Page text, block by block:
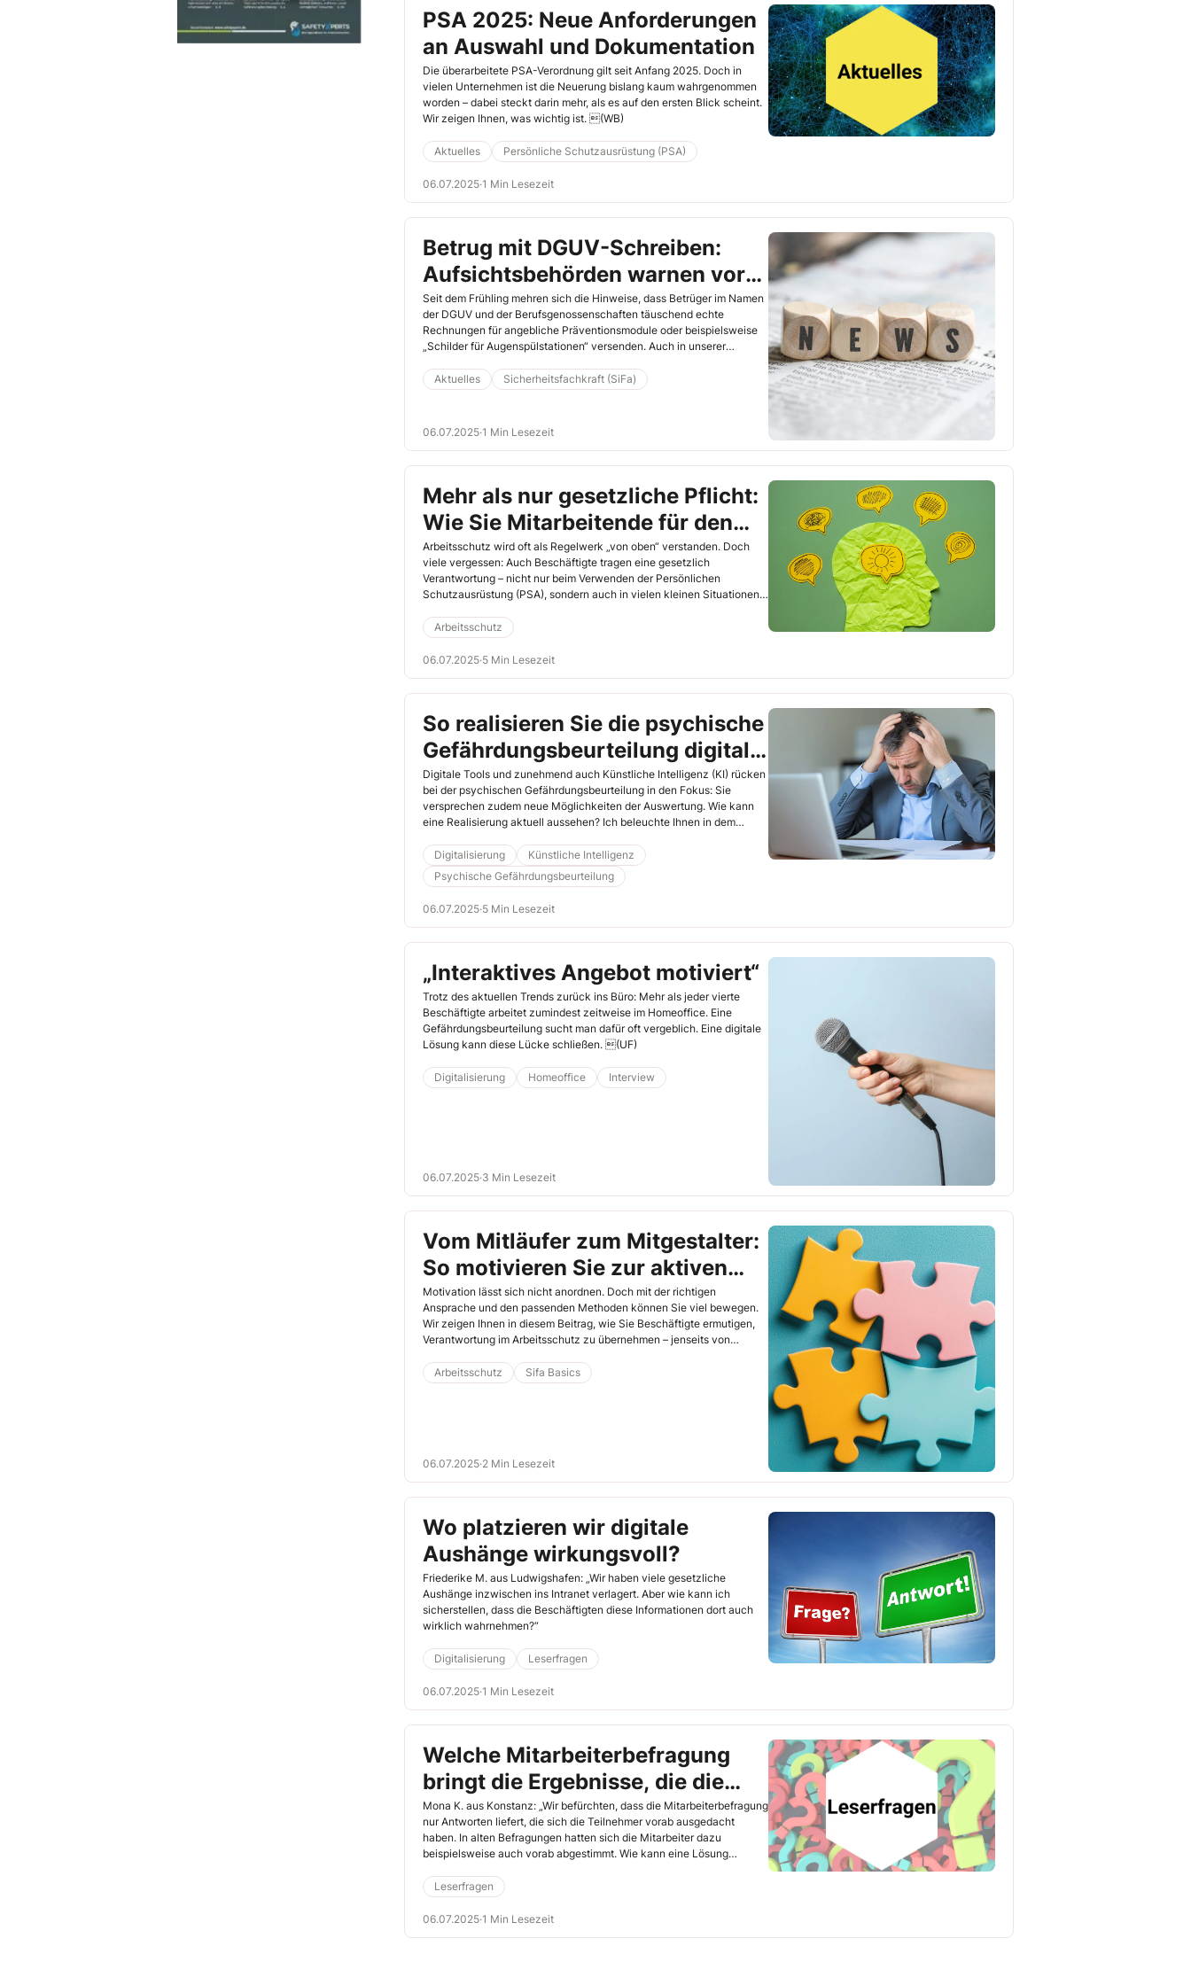
PSA 2025: Neue Anforderungen
an Auswahl und Dokumentation
Die überarbeitete PSA-Verordnung gilt seit Anfang 2025. Doch in
vielen Unternehmen ist die Neuerung bislang kaum wahrgenommen
worden – dabei steckt darin mehr, als es auf den ersten Blick scheint.
Wir zeigen Ihnen, was wichtig ist. (WB)
Aktuelles Persönliche Schutzausrüstung (PSA)
06.07.2025·1 Min Lesezeit
Betrug mit DGUV-Schreiben:
Aufsichtsbehörden warnen vor
Fake-Rechnungen an Sifas
Seit dem Frühling mehren sich die Hinweise, dass Betrüger im Namen
der DGUV und der Berufsgenossenschaften täuschend echte
Rechnungen für angebliche Präventionsmodule oder beispielsweise
„Schilder für Augenspülstationen“ versenden. Auch in unserer
darauf eingehen möchte. (JL)
Aktuelles Sicherheitsfachkraft (SiFa)
06.07.2025·1 Min Lesezeit
Mehr als nur gesetzliche Pflicht:
Wie Sie Mitarbeitende für den
Arbeitsschutz motivieren
Arbeitsschutz wird oft als Regelwerk „von oben“ verstanden. Doch
viele vergessen: Auch Beschäftigte tragen eine gesetzlich
Verantwortung – nicht nur beim Verwenden der Persönlichen
Schutzausrüstung (PSA), sondern auch in vielen kleinen Situationen
Mitarbeitende konkret haben und wie Sie diese in Unterweisungen
und Gesprächen so vermitteln, dass echte Beteiligung entsteht.
(WB)
Arbeitsschutz
06.07.2025·5 Min Lesezeit
So realisieren Sie die psychische
Gefährdungsbeurteilung digital
mit Künstlicher Intelligenz!
Digitale Tools und zunehmend auch Künstliche Intelligenz (KI) rücken
bei der psychischen Gefährdungsbeurteilung in den Fokus: Sie
versprechen zudem neue Möglichkeiten der Auswertung. Wie kann
eine Realisierung aktuell aussehen? Ich beleuchte Ihnen in dem
psychische Gefährdungsbeurteilung mithilfe von KI-Chatbots
durchführen und auswerten. (JL)
Digitalisierung
Künstliche Intelligenz
Psychische Gefährdungsbeurteilung
06.07.2025·5 Min Lesezeit
„Interaktives Angebot motiviert“
Trotz des aktuellen Trends zurück ins Büro: Mehr als jeder vierte
Beschäftigte arbeitet zumindest zeitweise im Homeoffice. Eine
Gefährdungsbeurteilung sucht man dafür oft vergeblich. Eine digitale
Lösung kann diese Lücke schließen. (UF)
Digitalisierung Homeoffice Interview
06.07.2025·3 Min Lesezeit
Vom Mitläufer zum Mitgestalter:
So motivieren Sie zur aktiven
Beteiligung im Arbeitsschutz
Motivation lässt sich nicht anordnen. Doch mit der richtigen
Ansprache und den passenden Methoden können Sie viel bewegen.
Wir zeigen Ihnen in diesem Beitrag, wie Sie Beschäftigte ermutigen,
Verantwortung im Arbeitsschutz zu übernehmen – jenseits von
Arbeitsschutz
Sifa Basics
06.07.2025·2 Min Lesezeit
Wo platzieren wir digitale
Aushänge wirkungsvoll?
Friederike M. aus Ludwigshafen: „Wir haben viele gesetzliche
Aushänge inzwischen ins Intranet verlagert. Aber wie kann ich
sicherstellen, dass die Beschäftigten diese Informationen dort auch
wirklich wahrnehmen?“
Digitalisierung Leserfragen
06.07.2025·1 Min Lesezeit
Welche Mitarbeiterbefragung
bringt die Ergebnisse, die die
Realität am besten abbilden?
Mona K. aus Konstanz: „Wir befürchten, dass die Mitarbeiterbefragung
nur Antworten liefert, die sich die Teilnehmer vorab ausgedacht
haben. In alten Befragungen hatten sich die Mitarbeiter dazu
beispielsweise auch vorab abgestimmt. Wie kann eine Lösung
Leserfragen
06.07.2025·1 Min Lesezeit